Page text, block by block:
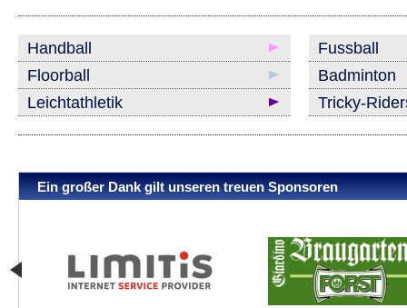
Handball
Fussball
Floorball
Badminton
Leichtathletik
Tricky-
Ein großer Dank gilt unseren treuen Sponsoren